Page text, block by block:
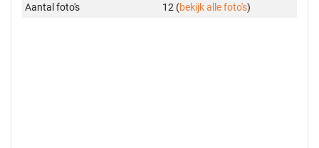
Aantal foto's
12 (bekijk alle foto's)